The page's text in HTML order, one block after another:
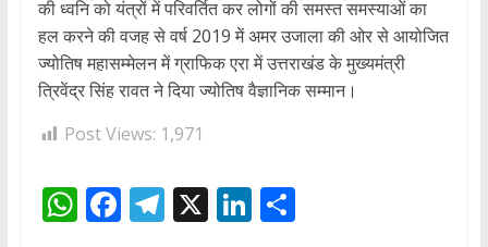
की ध्वनि को यंत्रों में परिवर्तित कर लोगों की समस्त समस्याओं का
हल करने की वजह से वर्ष 2019 में अमर उजाला की ओर से आयोजित
ज्योतिष महासम्मेलन में ग्राफिक एरा में उत्तराखंड के मुख्यमंत्री
त्रिवेंद्र सिंह रावत ने दिया ज्योतिष वैज्ञानिक सम्मान।
Post Views: 1,971
W F T X Li S